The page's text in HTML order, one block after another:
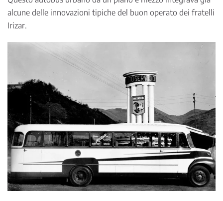
alcune delle innovazioni tipiche del buon operato dei fratelli
Irizar.